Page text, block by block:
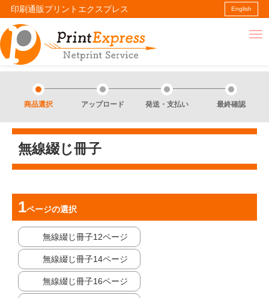
印刷通販プリントエクスプレス English
商品選択 アップロード 発送・支払い 最終確認
無線綴じ冊子
ページの選択
無線綴じ冊子12ページ
無線綴じ冊子14ページ
無線綴じ冊子16ページ